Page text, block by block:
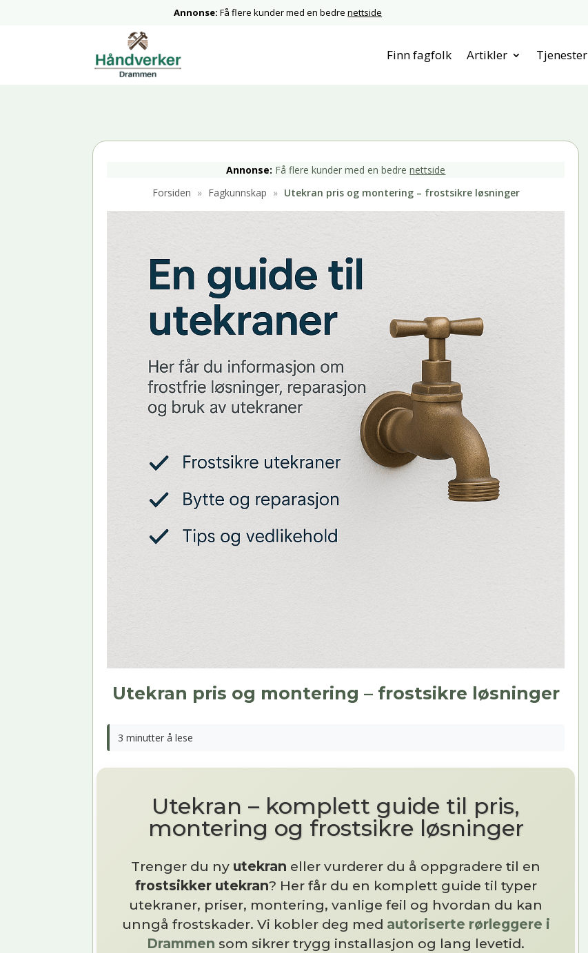
Annonse:Få flere kunder med en bedrenettside
Finn fagfolk Artikler Tjenester
Annonse: Få flere kunder med en bedre nettside
Forsiden » Fagkunnskap » Utekran pris og montering – frostsikre løsninger
Utekran pris og montering – frostsikre løsninger
3 minutter å lese
Utekran – komplett guide til pris,
montering og frostsikre løsninger
Trenger du ny utekran eller vurderer du å oppgradere til en
frostsikker utekran? Her får du en komplett guide til typer
utekraner, priser, montering, vanlige feil og hvordan du kan
unngå frostskader. Vi kobler deg med autoriserte rørleggere i
Drammen som sikrer trygg installasjon og lang levetid.